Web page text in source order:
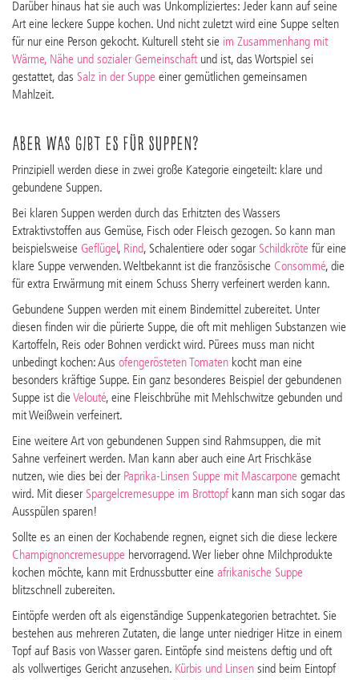
Darüber hinaus hat sie auch was Unkompliziertes: Jeder kann auf seine
Art eine leckere Suppe kochen. Und nicht zuletzt wird eine Suppe selten
für nur eine Person gekocht. Kulturell steht sie im Zusammenhang mit
Wärme, Nähe und sozialer Gemeinschaft und ist, das Wortspiel sei
gestattet, das Salz in der Suppe einer gemütlichen gemeinsamen
Mahlzeit.
Aber was gibt es für Suppen?
Prinzipiell werden diese in zwei große Kategorie eingeteilt: klare und
gebundene Suppen.
Bei klaren Suppen werden durch das Erhitzten des Wassers
Extraktivstoffen aus Gemüse, Fisch oder Fleisch gezogen. So kann man
beispielsweise Geflügel, Rind, Schalentiere oder sogarSchildkröte für eine
klare Suppe verwenden. Weltbekannt ist die französische Consommé, die
für extra Erwärmung mit einem Schuss Sherry verfeinert werden kann.
Gebundene Suppen werden mit einem Bindemittel zubereitet. Unter
diesen finden wir die pürierte Suppe, die oft mit mehligen Substanzen wie
Kartoffeln, Reis oder Bohnen verdickt wird. Pürees muss man nicht
unbedingt kochen: Aus ofengerösteten Tomaten kocht man eine
besonders kräftige Suppe. Ein ganz besonderes Beispiel der gebundenen
Suppe ist dieVelouté, eine Fleischbrühe mit Mehlschwitze gebunden und
mit Weißwein verfeinert.
Eine weitere Art von gebundenen Suppen sind Rahmsuppen, die mit
Sahne verfeinert werden. Man kann aber auch eine Art Frischkäse
nutzen, wie dies bei der Paprika­-Linsen Suppe mit Mascarpone gemacht
wird. Mit dieserSpargelcremesuppe im Brottopf kann man sich sogar das
Ausspülen sparen!
Sollte es an einen der Kochabende regnen, eignet sich die diese leckere
Champignoncremesuppe hervorragend. Wer lieber ohne Milchprodukte
kochen möchte, kann mit Erdnussbutter eine afrikanische Suppe
blitzschnell zubereiten.
Eintöpfe werden oft als eigenständige Suppenkategorien betrachtet. Sie
bestehen aus mehreren Zutaten, die lange unter niedriger Hitze in einem
Topf auf Basis von Wasser garen. Eintöpfe sind meistens deftig und oft
als vollwertiges Gericht anzusehen. Kürbis und Linsen sind beim Eintopf